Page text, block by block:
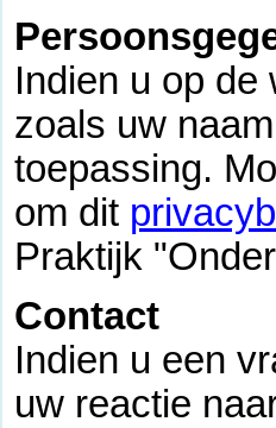
Indien u op
zoals uw
toepassing.
om dit
Praktijk
Contact
Indien u een
uw reactie